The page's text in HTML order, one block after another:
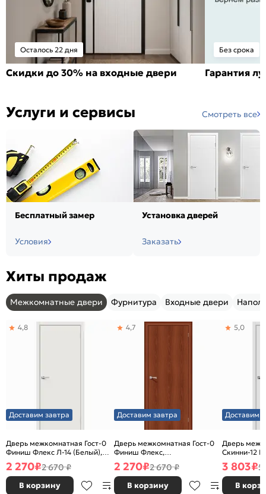
Осталось 22 дня
Скидки до 30% на входные двери
Без срока
Гарантия
Услуги и сервисы Смотреть все
Бесплатный замер
Условия
Установка дверей
Заказать
Хиты продаж
Межкомнатные двери Фурнитура Входные двери
Доставим завтра
Дверь межкомнатная Гост-0
Финиш Флекс Л-14 (Белый),
глухая, каркасно-щитовая
4,8
2 270₽2 670 ₽
В корзину
Доставим завтра
Дверь межкомнатная Гост-0
Финиш Флекс,
Ламинированные Л-11
(ИталОрех), глухая, каркасно-
щитовая
4,7
2 270₽2 670 ₽
В корзину
Доставим
Дверь
Скинни-12
глухая,
5,0
3 803₽5
В